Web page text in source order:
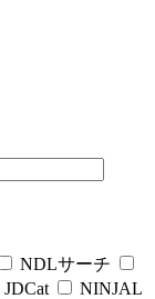
NDLサーチ
JDCat
NINJAL